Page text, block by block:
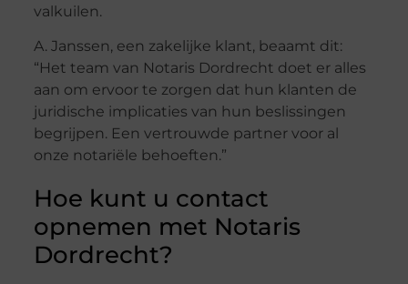
valkuilen.
A. Janssen, een zakelijke klant, beaamt dit:
“Het team van Notaris Dordrecht doet er alles
aan om ervoor te zorgen dat hun klanten de
juridische implicaties van hun beslissingen
begrijpen. Een vertrouwde partner voor al
onze notariële behoeften.”
Hoe kunt u contact
opnemen met Notaris
Dordrecht?